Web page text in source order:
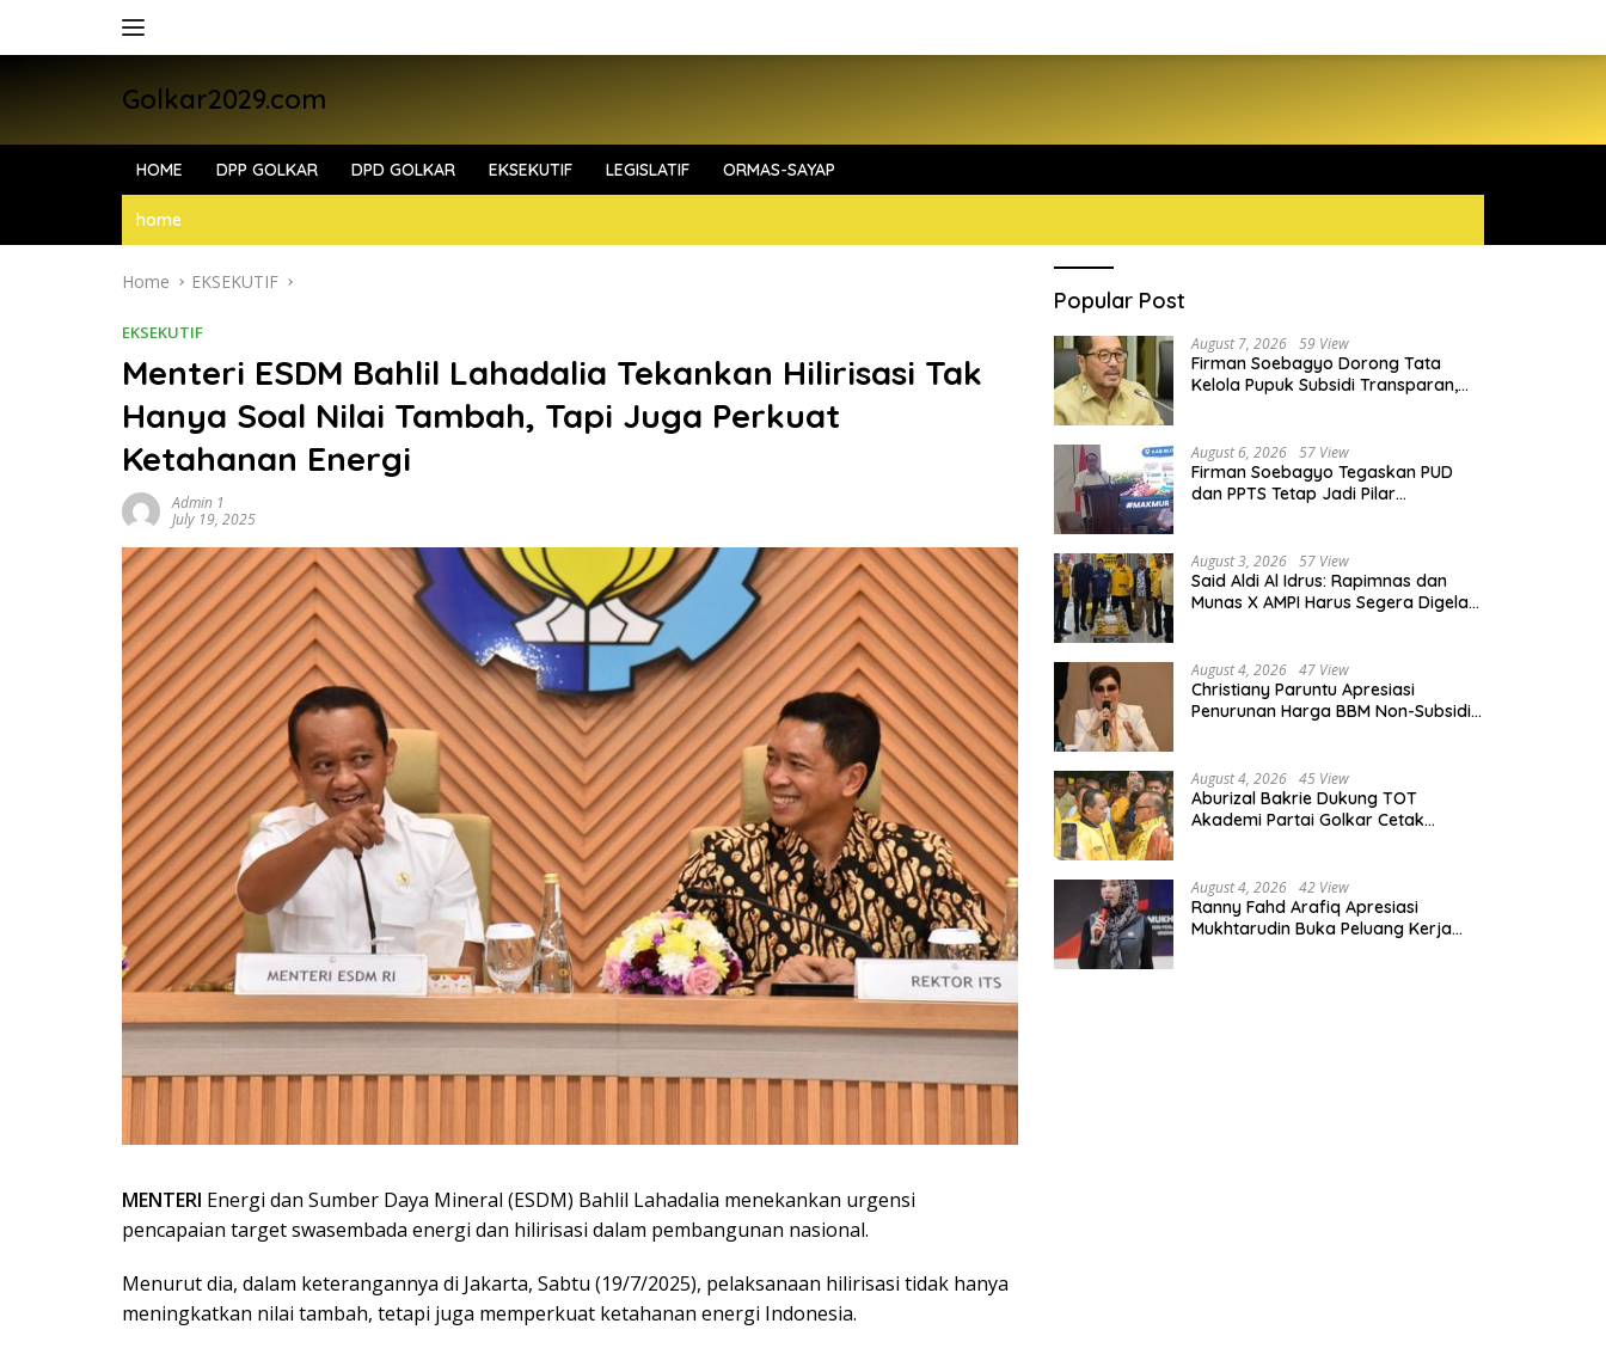
Golkar2029.com
HOME DPP GOLKAR DPD GOLKAR EKSEKUTIF LEGISLATIF ORMAS-SAYAP
home
Home EKSEKUTIF
EKSEKUTIF
Menteri ESDM Bahlil Lahadalia Tekankan Hilirisasi Tak
Hanya Soal Nilai Tambah, Tapi Juga Perkuat
Ketahanan Energi
Admin 1
July 19, 2025
MENTERI Energi dan Sumber Daya Mineral (ESDM) Bahlil Lahadalia menekankan urgensi
pencapaian target swasembada energi dan hilirisasi dalam pembangunan nasional.
Menurut dia, dalam keterangannya di Jakarta, Sabtu (19/7/2025), pelaksanaan hilirisasi tidak hanya
meningkatkan nilai tambah, tetapi juga memperkuat ketahanan energi Indonesia.
Popular Post
August 7, 2026 59 View
Firman Soebagyo Dorong Tata
Kelola Pupuk Subsidi Transparan,
August 6, 2026 57 View
Firman Soebagyo Tegaskan PUD
dan PPTS Tetap Jadi Pilar
August 3, 2026 57 View
Said Aldi Al Idrus: Rapimnas dan
Munas X AMPI Harus Segera Digelar
August 4, 2026 47 View
Christiany Paruntu Apresiasi
Penurunan Harga BBM Non-Subsidi,
August 4, 2026 45 View
Aburizal Bakrie Dukung TOT
Akademi Partai Golkar Cetak
August 4, 2026 42 View
Ranny Fahd Arafiq Apresiasi
Mukhtarudin Buka Peluang Kerja